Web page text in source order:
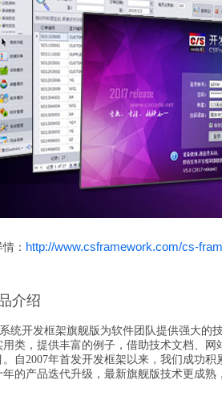
： http://www.csframework.com/cs-
介绍
统开发框架旗舰版为软件团队提供强大的
用类，提供丰富的例子，借助技术文档、
。自2007年首发开发框架以来，我们成功
年的产品迭代升级，最新旗舰版技术更成熟